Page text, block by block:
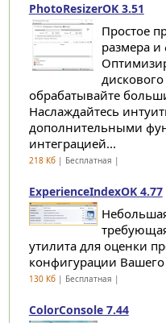
PhotoResizerOK 3.51
Простое
размера
обрабатывайте
Наслаждайтесь
дополнительными
интеграцией...
218 Кб| Бесплатная |
ExperienceIndexOK 4.77
утилита для оценки
конфигурации
130 Кб| Бесплатная |
ColorConsole 7.44